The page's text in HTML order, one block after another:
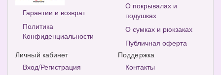
Гарантии и возврат
Политика
Конфиденциальности
О покрывалах и
подушках
О сумках и рюкзаках
Публичная оферта
Личный кабинет
Вход/Регистрация
Поддержка
Контакты